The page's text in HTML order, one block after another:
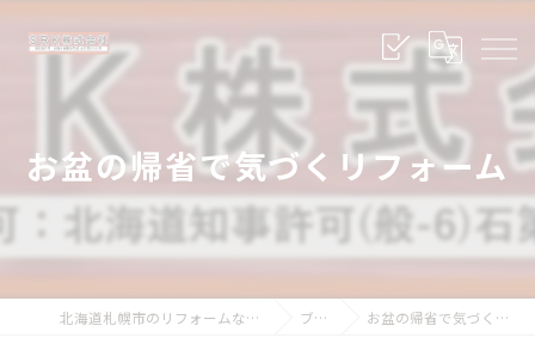
お盆の帰省で気づくリフォーム
北海道札幌市のリフォームならSRK株式会社 ブログ お盆の帰省で気づくリフォーム